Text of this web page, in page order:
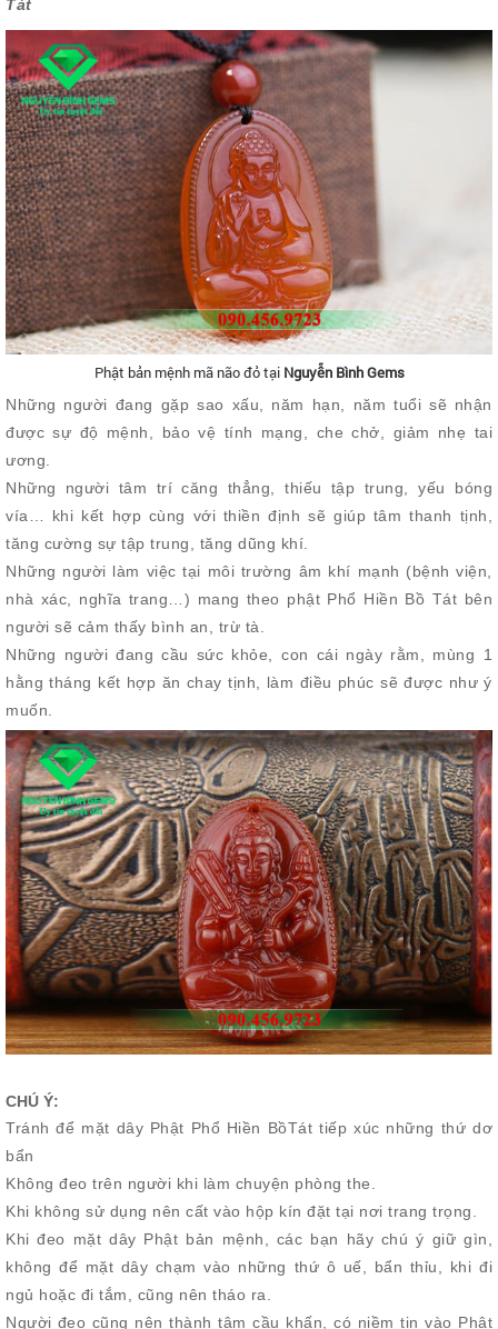
Tát
Phật bản mệnh mã não đỏ tại Nguyễn Bình Gems
Những người đang gặp sao xấu, năm hạn, năm tuổi sẽ nhận
được sự độ mệnh, bảo vệ tính mạng, che chở, giảm nhẹ tai
ương.
Những người tâm trí căng thẳng, thiếu tập trung, yếu bóng
vía… khi kết hợp cùng với thiền định sẽ giúp tâm thanh tịnh,
tăng cường sự tập trung, tăng dũng khí.
Những người làm việc tại môi trường âm khí mạnh (bệnh viện,
nhà xác, nghĩa trang…) mang theo phật Phổ Hiền Bồ Tát bên
người sẽ cảm thấy bình an, trừ tà.
Những người đang cầu sức khỏe, con cái ngày rằm, mùng 1
hằng tháng kết hợp ăn chay tịnh, làm điều phúc sẽ được như ý
muốn.
CHÚ Ý:
Tránh để mặt dây Phật Phổ Hiền BồTát tiếp xúc những thứ dơ
bẩn
Không đeo trên người khi làm chuyện phòng the.
Khi không sử dụng nên cất vào hộp kín đặt tại nơi trang trọng.
Khi đeo mặt dây Phật bản mệnh, các bạn hãy chú ý giữ gìn,
không để mặt dây chạm vào những thứ ô uế, bẩn thỉu, khi đi
ngủ hoặc đi tắm, cũng nên tháo ra.
Người đeo cũng nên thành tâm cầu khấn, có niềm tin vào Phật